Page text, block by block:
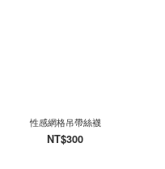
性感網格吊帶絲襪
NT$300